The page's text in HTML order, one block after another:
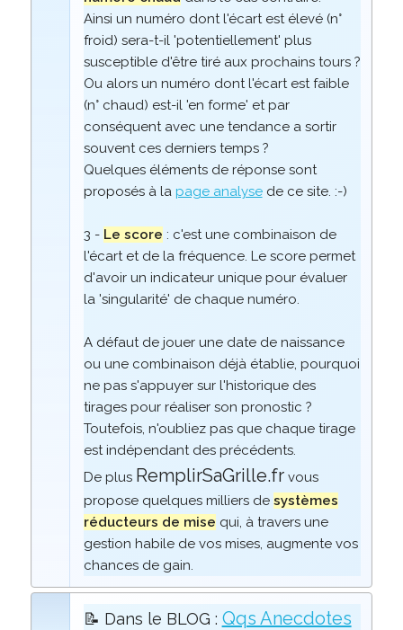
Ainsi un numéro dont l'écart est élevé (n°
froid) sera-t-il 'potentiellement' plus
susceptible d'être tiré aux prochains tours ?
Ou alors un numéro dont l'écart est faible
(n° chaud) est-il 'en forme' et par
conséquent avec une tendance a sortir
souvent ces derniers temps ?
Quelques éléments de réponse sont
proposés à la page analysede ce site. :-)
3 - Le score : c'est une combinaison de
l'écart et de la fréquence. Le score permet
d'avoir un indicateur unique pour évaluer
la 'singularité' de chaque numéro.
A défaut de jouer une date de naissance
ou une combinaison déjà établie, pourquoi
ne pas s'appuyer sur l'historique des
tirages pour réaliser son pronostic ?
Toutefois, n'oubliez pas que chaque tirage
est indépendant des précédents.
De plus RemplirSaGrille.frvous
propose quelques milliers de systèmes
réducteurs de mise qui, à travers une
gestion habile de vos mises, augmente vos
chances de gain.
📝 Dans le BLOG : Qqs Anecdotes